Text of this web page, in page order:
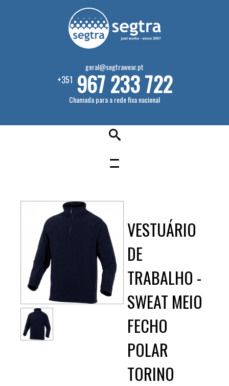
geral@segtrawear.pt
+351 967 233 722
Chamada para a rede fixa nacional
VESTUÁRIO
DE
TRABALHO -
SWEAT MEIO
FECHO
POLAR
TORINO